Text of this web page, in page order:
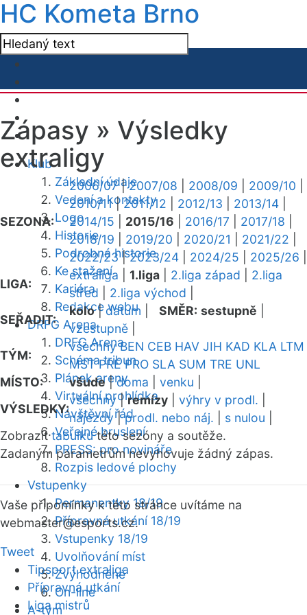
HC Kometa Brno
Klub
Základní údaje
Vedení a kontakty
Logo
Historie
Podrobná historie
Ke stažení
Kariéra
Redakce webu
DRFG Arena
DRFG Arena
Schéma tribun
Plánek areny
Virtuální prohlídka
Návštěvní řád
Veřejné bruslení
PRESS: pro novináře
Rozpis ledové plochy
Vstupenky
Permanentky 18/19
Přípravná utkání 18/19
Vstupenky 18/19
Uvolňování míst
Zvýhodněné
On-line
A-tým
Zápasy » Výsledky
extraligy
SEZONA:
2006/07|2007/08 2008/09 2009/10
2010/11|2011/12 2012/13 2013/14
2014/15
2015/16 2016/17 2017/18
2018/19
2019/20 2020/21 2021/22
2022/23|2023/24 2024/25 2025/26
LIGA:
extraliga 1.liga 2.liga západ
2.liga
střed
2.liga východ
SEŘADIT:
kolo|datum SMĚR: sestupně
vzestupně
TÝM:
všechny BEN CEB HAV JIH KAD KLA LTM
MST PRE PRO SLA SUM TRE UNL
MÍSTO:
všude|doma venku
VÝSLEDKY:
všechny|remízy výhry v prodl.
nájezdy|prodl. nebo náj. s nulou
Zobrazittabulkutéto sezóny a soutěže.
Zadaným parametrům nevyhovuje žádný zápas.
Vaše připomínky k této stránce uvítáme na
webmaster@esports.cz.
Tweet
Tipsport extraliga
Přípravná utkání
Liga mistrů